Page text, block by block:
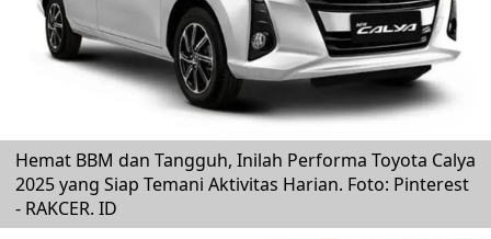
Hemat BBM dan Tangguh, Inilah Performa Toyota Calya
2025 yang Siap Temani Aktivitas Harian. Foto: Pinterest
- RAKCER. ID